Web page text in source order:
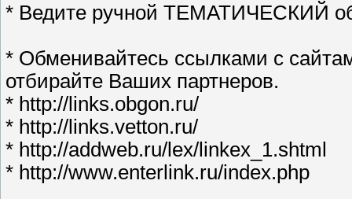
* Ведите ручной ТЕМАТИЧЕСКИЙ
* Обменивайтесь ссылками с
отбирайте Ваших партнеров.
* http://links.obgon.ru/
* http://links.vetton.ru/
* http://addweb.ru/lex/linkex_1.shtml
* http://www.enterlink.ru/index.php